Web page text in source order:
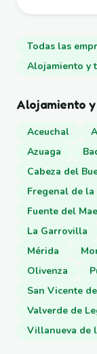
Todas las
Alojamiento y
Alojamiento
Aceuchal
Azuaga
Cabeza del
Fregenal de la
Fuente del
La Garrovilla
Mérida
Olivenza
San Vicente
Valverde de
Villanueva de